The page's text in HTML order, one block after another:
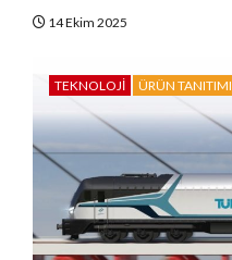
14 Ekim 2025
TEKNOLOJI ÜRÜN TANITIMI